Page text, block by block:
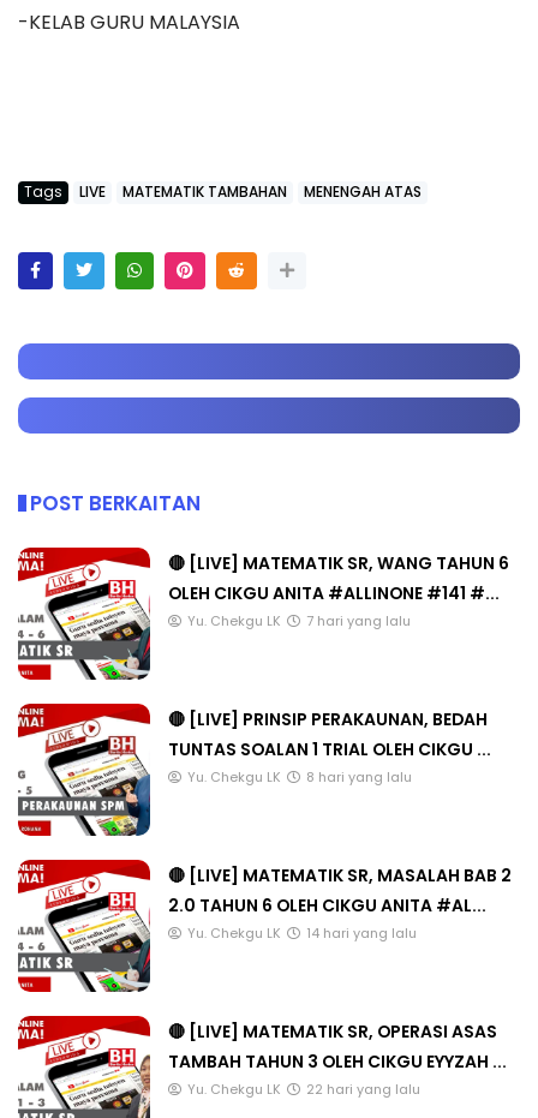
-KELAB GURU MALAYSIA
Tags LIVE MATEMATIK TAMBAHAN MENENGAH ATAS
POST BERKAITAN
🔴 [LIVE] MATEMATIK SR, WANG TAHUN 6
OLEH CIKGU ANITA #ALLINONE #141 #...
Yu. Chekgu LK 7 hari yang lalu
🔴 [LIVE] PRINSIP PERAKAUNAN, BEDAH
TUNTAS SOALAN 1 TRIAL OLEH CIKGU ...
Yu. Chekgu LK 8 hari yang lalu
🔴 [LIVE] MATEMATIK SR, MASALAH BAB 2
2.0 TAHUN 6 OLEH CIKGU ANITA #AL...
Yu. Chekgu LK 14 hari yang lalu
🔴 [LIVE] MATEMATIK SR, OPERASI ASAS
TAMBAH TAHUN 3 OLEH CIKGU EYYZAH ...
Yu. Chekgu LK 22 hari yang lalu